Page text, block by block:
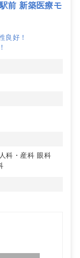
前 新築医療モ
良好！
科・産科 眼科